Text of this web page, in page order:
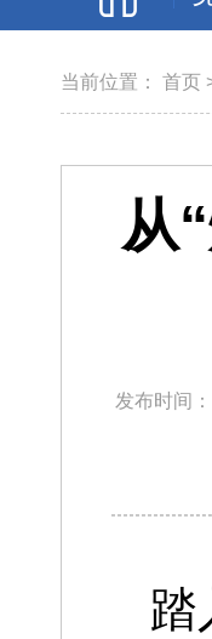
当前位置： 首页
从
发布时间：
踏